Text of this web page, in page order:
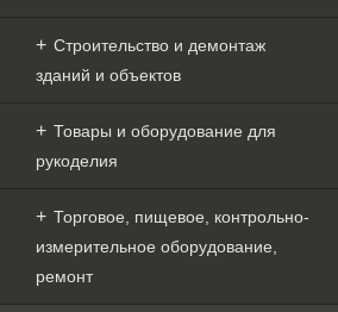
Строительство и демонтаж
зданий и объектов
Товары и оборудование для
рукоделия
Торговое, пищевое, контрольно-
измерительное оборудование,
ремонт